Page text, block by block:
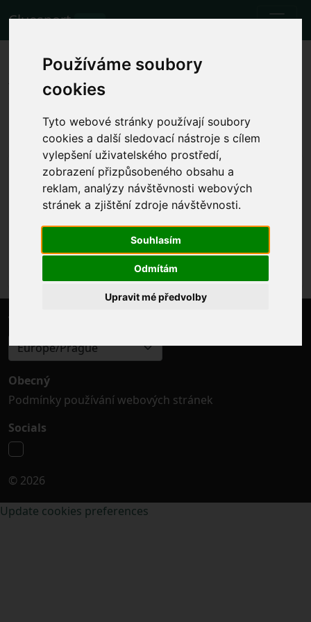
Používáme soubory
cookies
Tyto webové stránky používají soubory
cookies a další sledovací nástroje s cílem
vylepšení uživatelského prostředí,
zobrazení přizpůsobeného obsahu a
reklam, analýzy návštěvnosti webových
stránek a zjištění zdroje návštěvnosti.
Souhlasím
Odmítám
Upravit mé předvolby
Cluesport BETA
Nejlepší letenky a vstupenky na
fotbalový zápas Liverpool FC vs.
Zápasy 21.10.2023 Liverpool FC - Everton
Zobrazit místní čas zápasu
so 21.10.2023 13:30
Anfield, Liverpool (Anglie)
Premier League
Akce již proběhla. Nicméně můžete zkusit jinou
událost.
Výběr časového pásma
Europe/Prague
Obecný
Podmínky používání webových stránek
Socials
© 2026
Update cookies preferences